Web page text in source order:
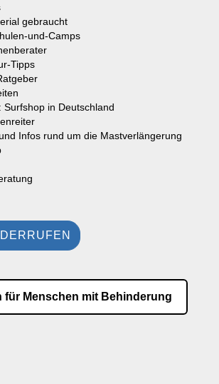
gebraucht
und-Camps
Tipps
Surfshop in Deutschland
Infos rund um die Mastverlängerung
für Menschen mit Behinderung